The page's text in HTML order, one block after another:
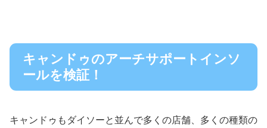
キャンドゥのアーチサポートインソ
ールを検証！
キャンドゥもダイソーと並んで多くの店舗、多くの種類の